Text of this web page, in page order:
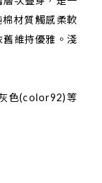
材質觸感柔軟
維持優雅。淺
色(color92)等